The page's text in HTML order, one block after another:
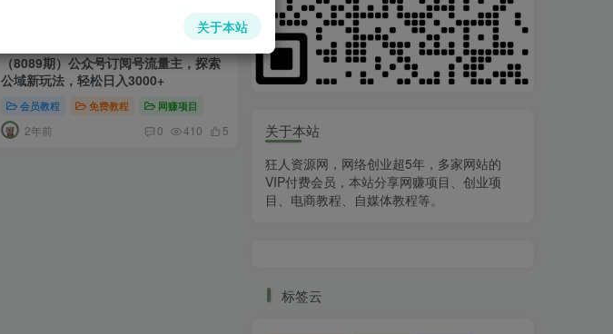
新媒体项目 爆粉引流项目
（8089期）公众号订阅号流量主，探索
公域新玩法，轻松日入3000+
会员教程 免费教程 网赚项目
2年前 0 410 5 关于本站
狂人资源网，网络创业超5年，多家网站的
VIP付费会员，本站分享网赚项目、创业项
目、电商教程、自媒体教程等。
标签云
关于本站